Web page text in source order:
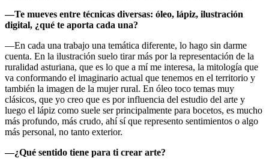
—Te mueves entre técnicas diversas: óleo, lápiz, ilustración
digital, ¿qué te aporta cada una?
—En cada una trabajo una temática diferente, lo hago sin darme
cuenta. En la ilustración suelo tirar más por la representación de la
ruralidad asturiana, que es lo que a mí me interesa, la mitología que
va conformando el imaginario actual que tenemos en el territorio y
también la imagen de la mujer rural. En óleo toco temas muy
clásicos, que yo creo que es por influencia del estudio del arte y
luego el lápiz como suele ser principalmente para bocetos, es mucho
más profundo, más crudo, ahí sí que represento sentimientos o algo
más personal, no tanto exterior.
—¿Qué sentido tiene para ti crear arte?